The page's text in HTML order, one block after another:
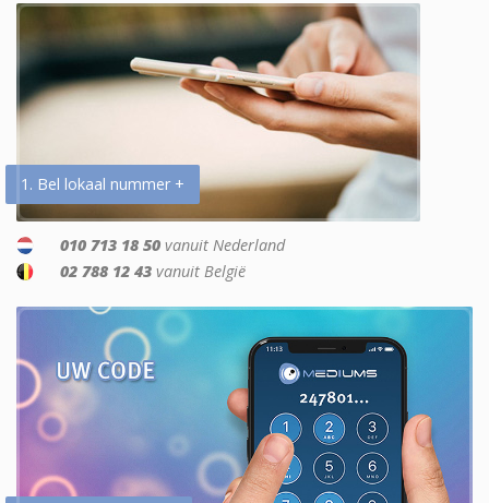
1. Bel lokaal nummer +
010 713 18 50 vanuit Nederland
02 788 12 43 vanuit België